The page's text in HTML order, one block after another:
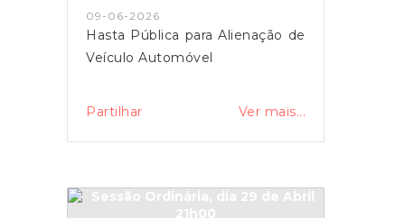
09-06-2026
Hasta Pública para Alienação de
Veículo Automóvel
Partilhar Ver mais...